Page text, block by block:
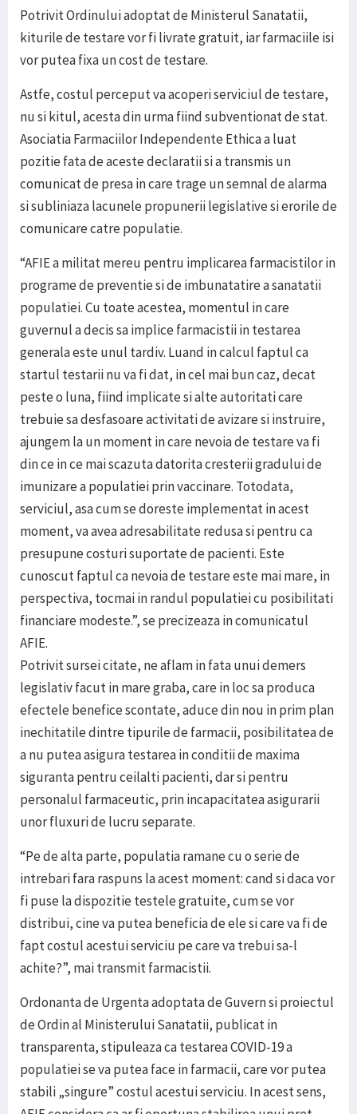
Potrivit Ordinului adoptat de Ministerul Sanatatii,
kiturile de testare vor fi livrate gratuit, iar farmaciile isi
vor putea fixa un cost de testare.
Astfe, costul perceput va acoperi serviciul de testare,
nu si kitul, acesta din urma fiind subventionat de stat.
Asociatia Farmaciilor Independente Ethica a luat
pozitie fata de aceste declaratii si a transmis un
comunicat de presa in care trage un semnal de alarma
si subliniaza lacunele propunerii legislative si erorile de
comunicare catre populatie.
“AFIE a militat mereu pentru implicarea farmacistilor in
programe de preventie si de imbunatatire a sanatatii
populatiei. Cu toate acestea, momentul in care
guvernul a decis sa implice farmacistii in testarea
generala este unul tardiv. Luand in calcul faptul ca
startul testarii nu va fi dat, in cel mai bun caz, decat
peste o luna, fiind implicate si alte autoritati care
trebuie sa desfasoare activitati de avizare si instruire,
ajungem la un moment in care nevoia de testare va fi
din ce in ce mai scazuta datorita cresterii gradului de
imunizare a populatiei prin vaccinare. Totodata,
serviciul, asa cum se doreste implementat in acest
moment, va avea adresabilitate redusa si pentru ca
presupune costuri suportate de pacienti. Este
cunoscut faptul ca nevoia de testare este mai mare, in
perspectiva, tocmai in randul populatiei cu posibilitati
financiare modeste.”, se precizeaza in comunicatul
AFIE.
Potrivit sursei citate, ne aflam in fata unui demers
legislativ facut in mare graba, care in loc sa produca
efectele benefice scontate, aduce din nou in prim plan
inechitatile dintre tipurile de farmacii, posibilitatea de
a nu putea asigura testarea in conditii de maxima
siguranta pentru ceilalti pacienti, dar si pentru
personalul farmaceutic, prin incapacitatea asigurarii
unor fluxuri de lucru separate.
“Pe de alta parte, populatia ramane cu o serie de
intrebari fara raspuns la acest moment: cand si daca vor
fi puse la dispozitie testele gratuite, cum se vor
distribui, cine va putea beneficia de ele si care va fi de
fapt costul acestui serviciu pe care va trebui sa-l
achite?”, mai transmit farmacistii.
Ordonanta de Urgenta adoptata de Guvern si proiectul
de Ordin al Ministerului Sanatatii, publicat in
transparenta, stipuleaza ca testarea COVID-19 a
populatiei se va putea face in farmacii, care vor putea
stabili „singure” costul acestui serviciu. In acest sens,